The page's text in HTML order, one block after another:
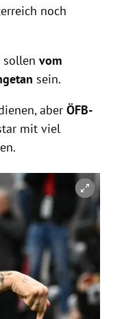
noch
sollen vom
sein.
aber ÖFB-
mit viel